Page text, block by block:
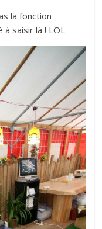
la fonction
à saisir là ! LOL